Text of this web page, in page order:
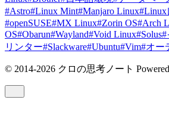
#Astro#Linux Mint#Manjaro Linux#Linux
#openSUSE#MX Linux#Zorin OS#Arch
OS#Obarun#Wayland#Void Linux#Solus#
リンター#Slackware#Ubuntu#Vim#オー
© 2014-2026 クロの思考ノート